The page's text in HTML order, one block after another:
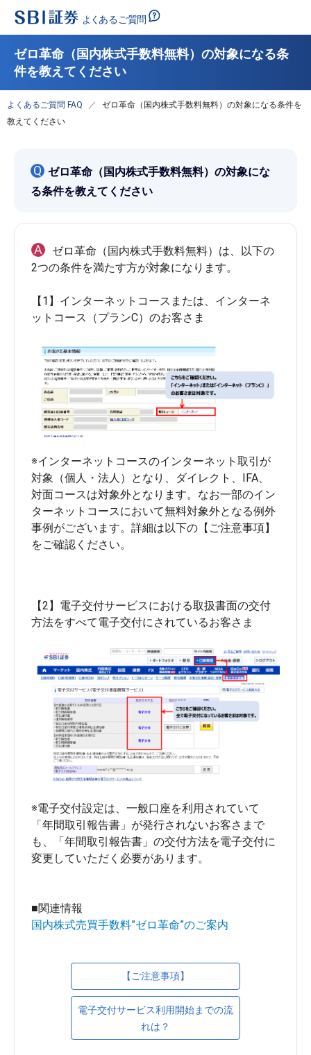
ゼロ革命（国内株式手数料無料）の対象になる条
件を教えてください
よくあるご質問 FAQ
ゼロ革命（国内株式手数料無料）の対象になる条件を
教えてください
Q ゼロ革命（国内株式手数料無料）の対象にな
る条件を教えてください
A
ゼロ革命（国内株式手数料無料）は、以下の
2つの条件を満たす方が対象になります。
【1】インターネットコースまたは、インターネ
ットコース（プランC）のお客さま
※インターネットコースのインターネット取引が
対象（個人・法人）となり、ダイレクト、IFA、
対面コースは対象外となります。なお一部のイン
ターネットコースにおいて無料対象外となる例外
事例がございます。詳細は以下の【ご注意事項】
【2】電子交付サービスにおける取扱書面の交付
※電子交付設定は、一般口座を利用されていて
「年間取引報告書」が発行されないお客さまで
も、「年間取引報告書」の交付方法を電子交付に
変更していただく必要があります。
■関連情報
国内株式売買手数料”ゼロ革命”のご案内
【ご注意事項】
電子交付サービス利用開始までの流
れは？